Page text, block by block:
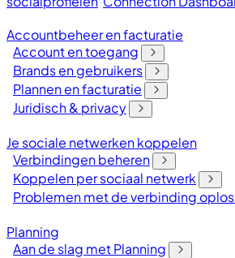
Accountbeheer en facturatie
Account en toegang
Brands en gebruikers
Plannen en facturatie
Juridisch & privacy
Je sociale netwerken koppelen
Verbindingen beheren
Koppelen per sociaal netwerk
Problemen met de verbinding
Planning
Aan de slag met Planning